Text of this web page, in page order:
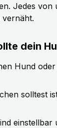
Jedes
dein
Hund
solltest